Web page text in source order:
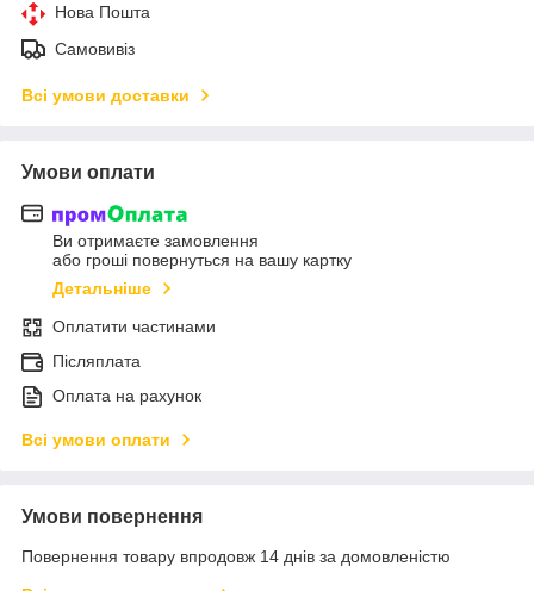
Нова Пошта
Самовивіз
Всі умови доставки
Умови оплати
Ви отримаєте замовлення
або гроші повернуться на вашу картку
Детальніше
Оплатити частинами
Післяплата
Оплата на рахунок
Всі умови оплати
Умови повернення
Повернення товару впродовж 14 днів за домовленістю